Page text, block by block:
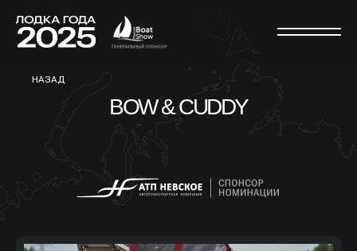
BOW & CUDDY
НАЗАД